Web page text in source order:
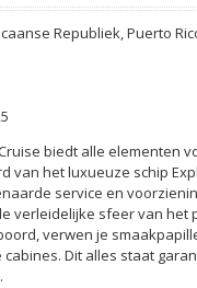
Republiek,Puerto
biedt alle elementen
van het luxueuze schip
service en
verleidelijke sfeer van het
verwen je
Dit alles staat